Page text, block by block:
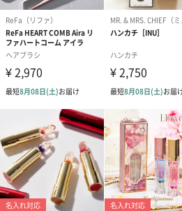
LOGICは、仕事とプライベートの境
キンケアの“めんどうくさい”を解消し
向上させる「ワークツール」と位置付
して生まれました。
高い目標や志を持ち夢中になって働い
の向上を支え、メンズスキンケア市場
を目指してまいります。
使用上の注意事項